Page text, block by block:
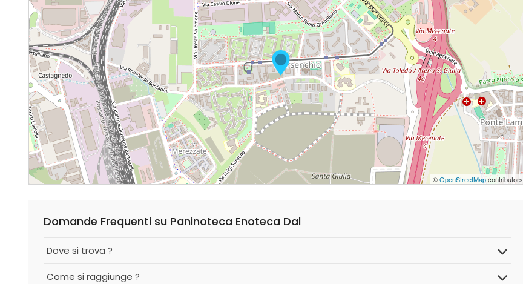
©OpenStreetMapcontributors
Domande Frequenti su Paninoteca Enoteca Dal
Dove si trova ?
Come si raggiunge ?